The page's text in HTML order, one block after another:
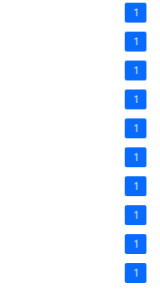
1
1
1
1
1
1
1
1
1
1